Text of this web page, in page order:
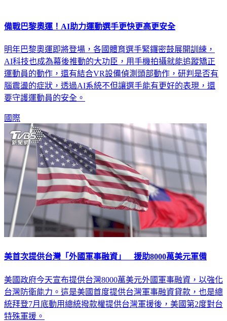
備戰巴黎奧運！AI助力運動選手更快更高更安全
明年巴黎奧運即將登場，各國體育選手緊鑼密鼓展開訓練，
AI科技也成為幕後推動的大功臣，用手機拍攝就能追蹤矯正
運動員的動作，還有結合VR設備偵測頭部動作，研判是否有
腦震盪的症狀，透過AI系統不但讓選手能有更好的表現，還
要守護運動員的安全。
國際
美首次提供台灣「外國軍事融資」 援助8000萬美元軍備
美國政府今天宣布提供台灣8000萬美元外國軍事融資，以強化
台灣防衛能力。這是美國首度提供台灣軍事融資貸款，也是總
統拜登7月底動用總統撥款權提供台灣軍援後，美國第2度對台
特殊軍援。